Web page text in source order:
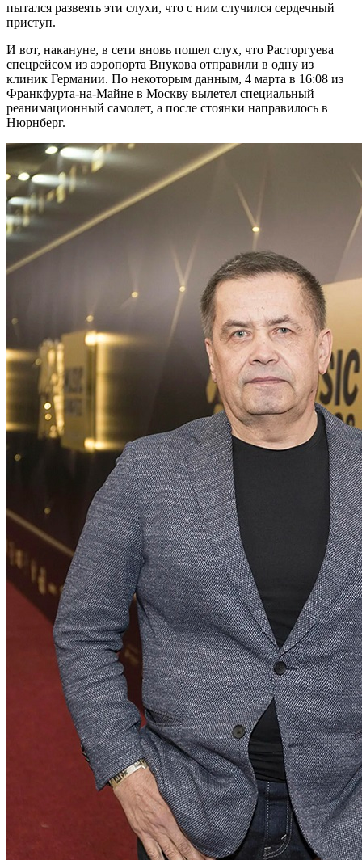
пытался развеять эти слухи, что с ним случился сердечный
приступ.
И вот, накануне, в сети вновь пошел слух, что Расторгуева
спецрейсом из аэропорта Внукова отправили в одну из
клиник Германии. По некоторым данным, 4 марта в 16:08 из
Франкфурта-на-Майне в Москву вылетел специальный
реанимационный самолет, а после стоянки направилось в
Нюрнберг.